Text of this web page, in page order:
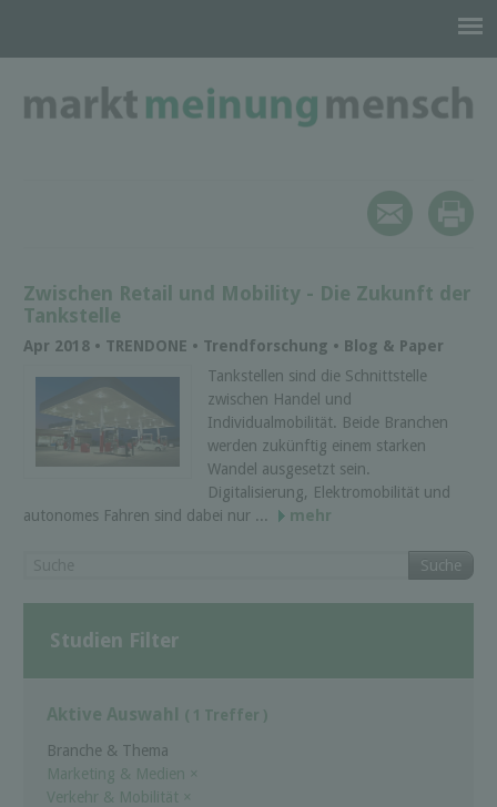
Zwischen Retail und Mobility - Die Zukunft der
Tankstelle
Apr 2018 • TRENDONE • Trendforschung • Blog & Paper
Tankstellen sind die Schnittstelle
zwischen Handel und
Individualmobilität. Beide Branchen
werden zukünftig einem starken
Wandel ausgesetzt sein.
Digitalisierung, Elektromobilität und
autonomes Fahren sind dabei nur ...
mehr
Suche
Studien Filter
Aktive Auswahl ( 1 Treffer )
Branche & Thema
Marketing & Medien ×
Verkehr & Mobilität ×